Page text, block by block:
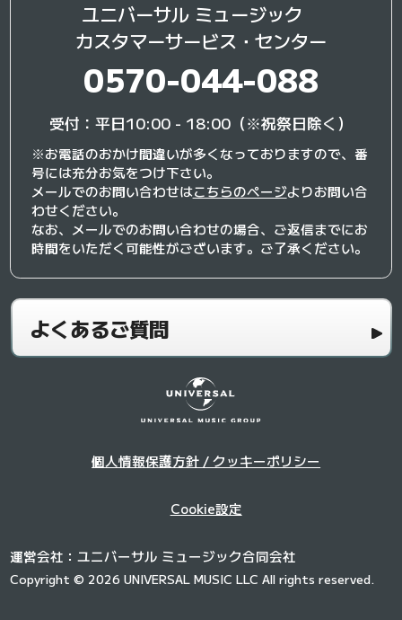
ユニバーサル ミュージック
カスタマーサービス・センター
0570-044-088
受付：平日10:00 - 18:00（※祝祭日除く）
※お電話のおかけ間違いが多くなっておりますので、番
号には充分お気をつけ下さい。
メールでのお問い合わせはこちらのページよりお問い合
わせください。
なお、メールでのお問い合わせの場合、ご返信までにお
時間をいただく可能性がございます。ご了承ください。
よくあるご質問
個人情報保護方針 / クッキーポリシー
Cookie設定
運営会社：ユニバーサル ミュージック合同会社
Copyright © 2026 UNIVERSAL MUSIC LLC All rights reserved.